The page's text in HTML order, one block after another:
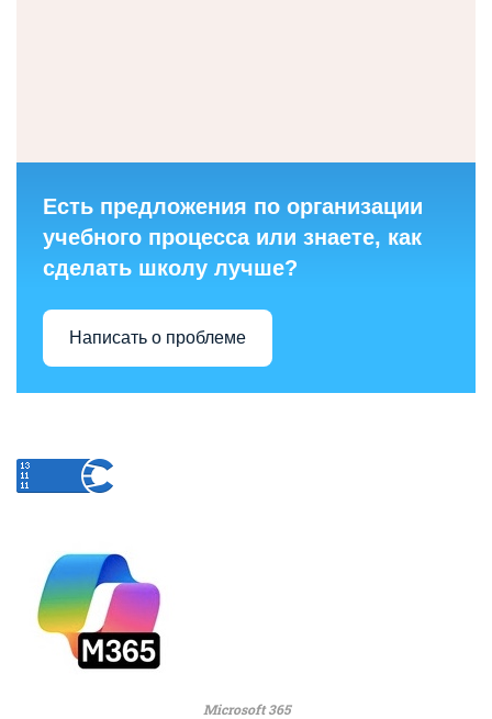
Есть предложения по организации
учебного процесса или знаете, как
сделать школу лучше?
Написать о проблеме
Microsoft 365